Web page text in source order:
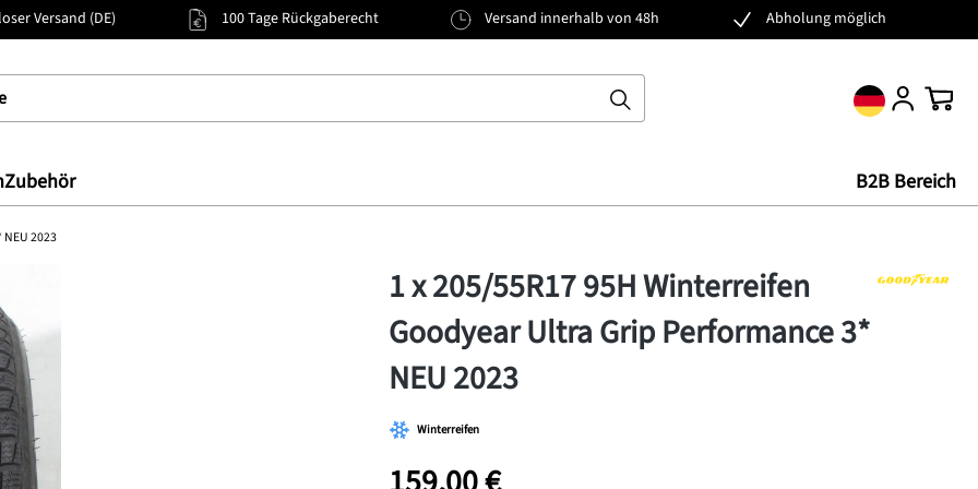
Versand (DE) 100 Tage Rückgaberecht Versand innerhalb von 48h Abholung möglich
Zubehör B2B Bereich
2023
1 x 205/55R17 95H Winterreifen
Goodyear Ultra Grip Performance 3*
NEU 2023
Winterreifen